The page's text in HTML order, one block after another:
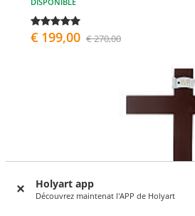
Holyart app
Découvrez maintenat l'APP de Holyart
€ 199,00 € 270,00